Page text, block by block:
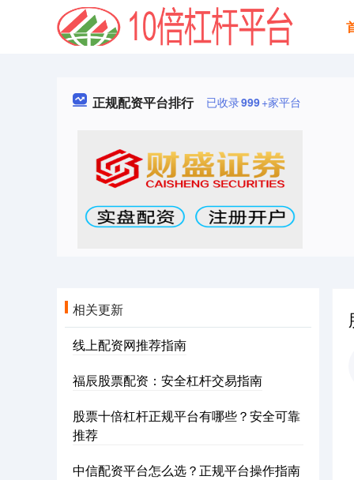
正规配资平台排行 已收录999+家平台
相关更新
线上配资网推荐指南
福辰股票配资：安全杠杆交易指南
股票十倍杠杆正规平台有哪些？安全可靠
推荐
中信配资平台怎么选？正规平台操作指南